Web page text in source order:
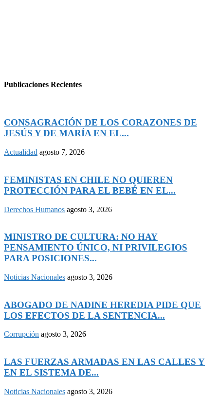
Publicaciones Recientes
CONSAGRACIÓN DE LOS CORAZONES DE
JESÚS Y DE MARÍA EN EL...
Actualidad agosto 7, 2026
FEMINISTAS EN CHILE NO QUIEREN
PROTECCIÓN PARA EL BEBÉ EN EL...
Derechos Humanos agosto 3, 2026
MINISTRO DE CULTURA: NO HAY
PENSAMIENTO ÚNICO, NI PRIVILEGIOS
PARA POSICIONES...
Noticias Nacionales agosto 3, 2026
ABOGADO DE NADINE HEREDIA PIDE QUE
LOS EFECTOS DE LA SENTENCIA...
Corrupción agosto 3, 2026
LAS FUERZAS ARMADAS EN LAS CALLES Y
EN EL SISTEMA DE...
Noticias Nacionales agosto 3, 2026